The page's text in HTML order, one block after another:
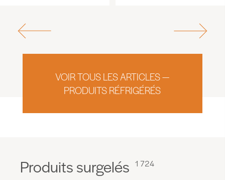
VOIR TOUS LES ARTICLES —
PRODUITS RÉFRIGÉRÉS
Produits surgelés 1 724